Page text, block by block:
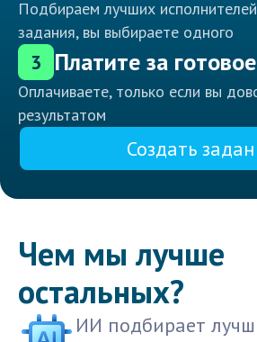
Подбираем лучших
задания, вы выбираете одного
3 Платите за готовое
Оплачиваете, только если вы
результатом
Создать
Чем мы лучше
остальных?
ИИ подбирает